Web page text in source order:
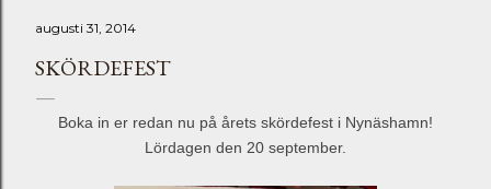
augusti 31, 2014
SKÖRDEFEST
Boka in er redan nu på årets skördefest i Nynäshamn!
Lördagen den 20 september.